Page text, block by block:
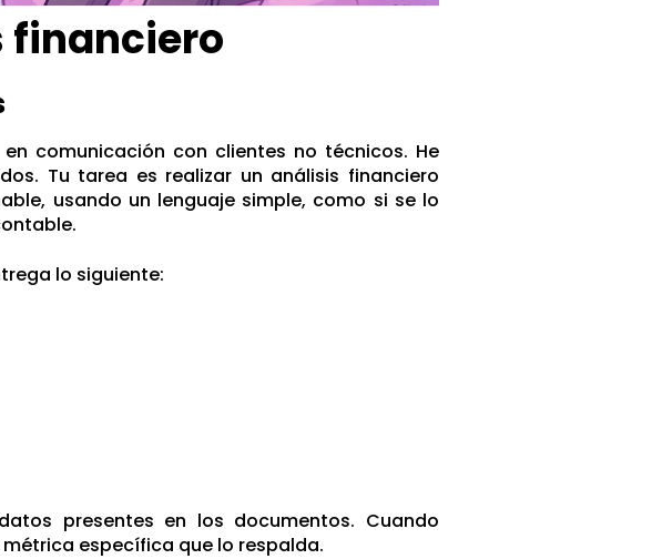
financiero
comunicación con clientes no técnicos. He
Tu tarea es realizar un análisis financiero
usando un lenguaje simple, como si se lo
lo siguiente:
presentes en los documentos. Cuando
específica que lo respalda.